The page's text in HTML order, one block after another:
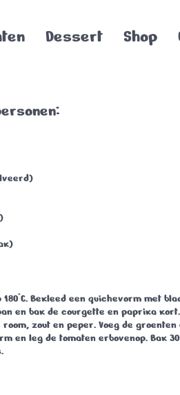
Dessert Shop
Bekleed een quichevorm met
en bak de courgette en paprika kort.
zout en peper. Voeg de groenten
en leg de tomaten erbovenop. Bak